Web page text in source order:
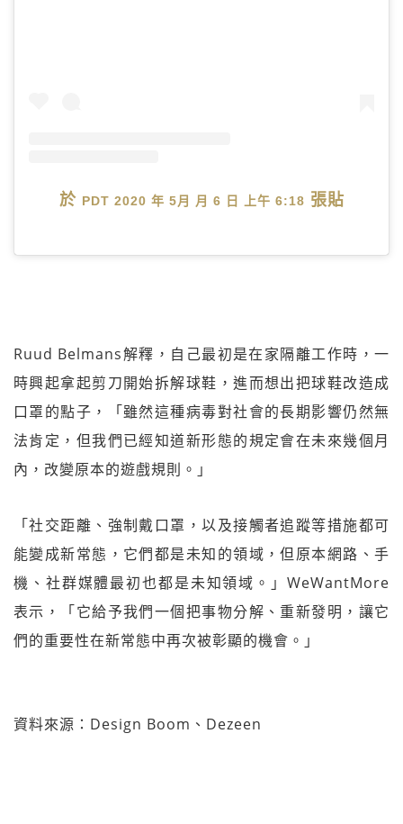
於 PDT 2020 年 5月 月 6 日 上午 6:18 張貼
Ruud Belmans解釋，自己最初是在家隔離工作時，一
時興起拿起剪刀開始拆解球鞋，進而想出把球鞋改造成
口罩的點子，「雖然這種病毒對社會的長期影響仍然無
法肯定，但我們已經知道新形態的規定會在未來幾個月
內，改變原本的遊戲規則。」
「社交距離、強制戴口罩，以及接觸者追蹤等措施都可
能變成新常態，它們都是未知的領域，但原本網路、手
機、社群媒體最初也都是未知領域。」WeWantMore
表示，「它給予我們一個把事物分解、重新發明，讓它
們的重要性在新常態中再次被彰顯的機會。」
資料來源：Design Boom、Dezeen